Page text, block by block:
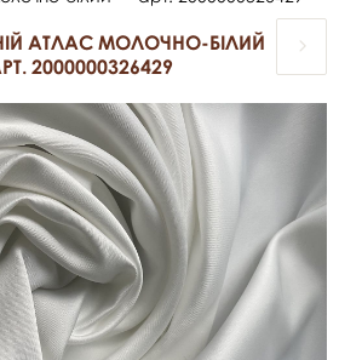
АТЛАС МОЛОЧНО-БІЛИЙ
2000000326429